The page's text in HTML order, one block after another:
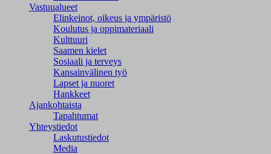
Vastuualueet
Elinkeinot, oikeus ja ympäristö
Koulutus ja oppimateriaali
Kulttuuri
Saamen kielet
Sosiaali ja terveys
Kansainvälinen työ
Lapset ja nuoret
Hankkeet
Ajankohtaista
Tapahtumat
Yhteystiedot
Laskutustiedot
Media